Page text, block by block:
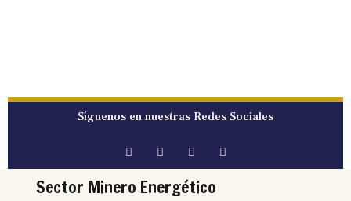
Síguenos en nuestras Redes Sociales
Sector Minero Energético